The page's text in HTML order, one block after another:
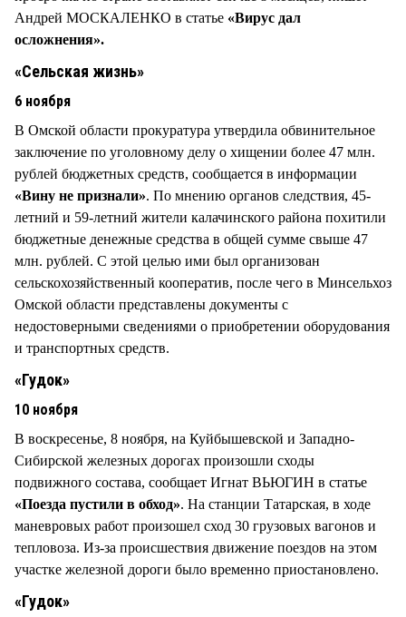
Андрей МОСКАЛЕНКО в статье «Вирус дал
осложнения».
«Сельская жизнь»
6 ноября
В Омской области прокуратура утвердила обвинительное
заключение по уголовному делу о хищении более 47 млн.
рублей бюджетных средств, сообщается в информации
«Вину не признали». По мнению органов следствия, 45-
летний и 59-летний жители калачинского района похитили
бюджетные денежные средства в общей сумме свыше 47
млн. рублей. С этой целью ими был организован
сельскохозяйственный кооператив, после чего в Минсельхоз
Омской области представлены документы с
недостоверными сведениями о приобретении оборудования
и транспортных средств.
«Гудок»
10 ноября
В воскресенье, 8 ноября, на Куйбышевской и Западно-
Сибирской железных дорогах произошли сходы
подвижного состава, сообщает Игнат ВЬЮГИН в статье
«Поезда пустили в обход». На станции Татарская, в ходе
маневровых работ произошел сход 30 грузовых вагонов и
тепловоза. Из-за происшествия движение поездов на этом
участке железной дороги было временно приостановлено.
«Гудок»